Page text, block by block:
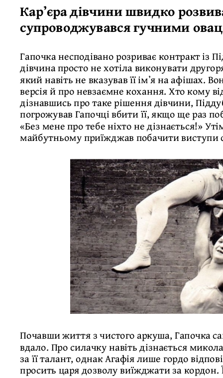
Карʼєра дівчини швидко
супроводжувався гучними
Гапочка несподівано розриває контракт із
дівчина просто не хотіла виконувати
який навіть не вказував її імʼя на афішах.
версія й про невзаємне кохання. Хто кому
дізнавшись про таке рішення дівчини,
погрожував Гапочці вбити її, якщо ще раз
«Без мене про тебе ніхто не дізнається!»
майбутньому приїжджав побачити виступи
Почавши життя з чистого аркуша, Гапочка
вдало. Про силачку навіть дізнається
за її талант, однак Агафія лише гордо
просить царя дозволу виїжджати за кордон.